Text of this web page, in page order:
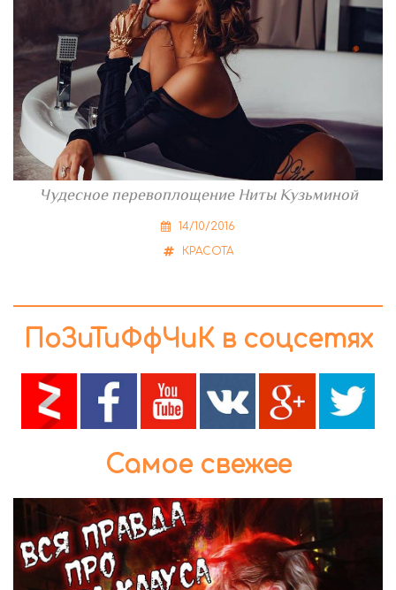
Чудесное перевоплощение Ниты Кузьминой
14/10/2016
КРАСОТА
ПоЗиТиФфЧиК в соцсетях
Самое свежее